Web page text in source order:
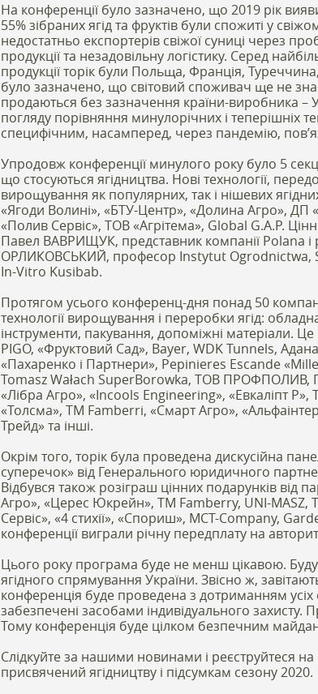
На конференції було зазначено, що 2019 рік
55% зібраних ягід та фруктів були спожиті у
недостатньо експортерів свіжої суниці через
продукції та незадовільну логістику. Серед
продукції торік були Польща, Франція,
було зазначено, що світовий споживач ще не
продаються без зазначення країни-виробника –
погляду порівняння минулорічних і теперішніх
специфічним, насамперед, через пандемію,
Упродовж конференції минулого року було 5
що стосуються ягідництва. Нові технології,
вирощування як популярних, так і нішевих
«Ягоди Волині», «БТУ-Центр», «Долина Агро», ДП
«Полив Сервіс», ТОВ «Агрітема», Global G.A.P.
Павел ВАВРИЩУК, представник компанії Polana
ОРЛИКОВСЬКИЙ, професор Instytut Ogrodnictwa,
In-Vitro Kusibab.
Протягом усього конференц-дня понад 50
технології вирощування і переробки ягід:
інструменти, пакування, допоміжні матеріали.
PIGO, «Фруктовий Сад», Bayer, WDK Tunnels,
«Пахаренко і Партнери», Pepinieres Escande
Tomasz Wałach SuperBorowka, ТОВ ПРОФПОЛИВ,
«Лібра Агро», «Incools Engineering», «Евкаліпт
«Толсма», ТМ Famberri, «Cмарт Агро»,
Трейд» та інші.
Окрім того, торік була проведена дискусійна
суперечок» від Генерального юридичного
Відбувся також розіграш цінних подарунків від
Агро», «Церес Юкрейн», ТМ Famberry, UNI-
Сервіс», «4 стихії», «Спориш», MCT-Company,
конференції виграли річну передплату на
Цього року програма буде не менш цікавою.
ягідного спрямування України. Звісно ж,
конференція буде проведена з дотриманням усіх
забезпечені засобами індивідуального
Тому конференція буде цілком безпечним
Слідкуйте за нашими новинами і реєструйтеся
присвячений ягідництву і підсумкам сезону 2020.